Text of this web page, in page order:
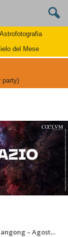
Astrofotografia
del Mese
party)